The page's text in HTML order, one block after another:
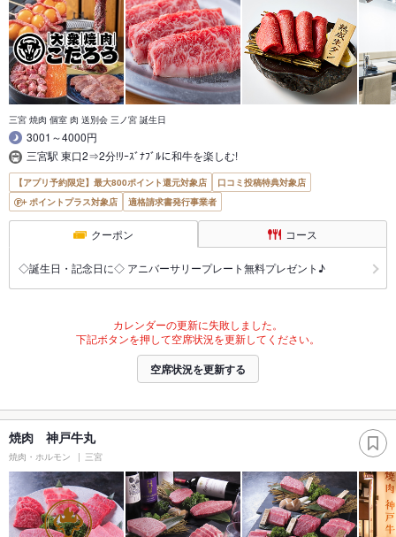
三宮 焼肉 個室 肉 送別会 三ノ宮 誕生日
3001～4000円
三宮駅 東口2⇒2分!ﾘｰｽﾞﾅﾌﾞﾙに和牛を楽しむ!
【アプリ予約限定】最大800ポイント還元対象店
口コミ投稿特典対象店
ポイントプラス対象店
適格請求書発行事業者
クーポン コース
◇誕生日・記念日に◇ アニバーサリープレート無料プレゼント♪
カレンダーの更新に失敗しました。
下記ボタンを押して空席状況を更新してください。
空席状況を更新する
焼肉 神戸牛丸
焼肉・ホルモン 三宮